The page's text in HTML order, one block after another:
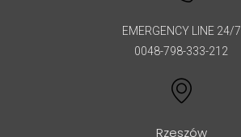
EMERGENCY LINE 24/7
0048-798-333-212
Rzeszów